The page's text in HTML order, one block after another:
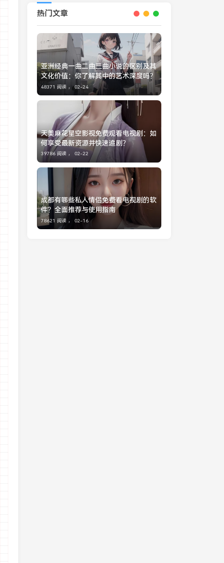
热门文章
亚洲经典一曲二曲三曲小说的区别及其
文化价值：你了解其中的艺术深度吗？
48371 阅读 ， 02-24
天美麻花星空影视免费观看电视剧：如
何享受最新资源并快速追剧？
39786 阅读 ， 02-22
成都有哪些私人情侣免费看电视剧的软
件？全面推荐与使用指南
78621 阅读 ， 02-16